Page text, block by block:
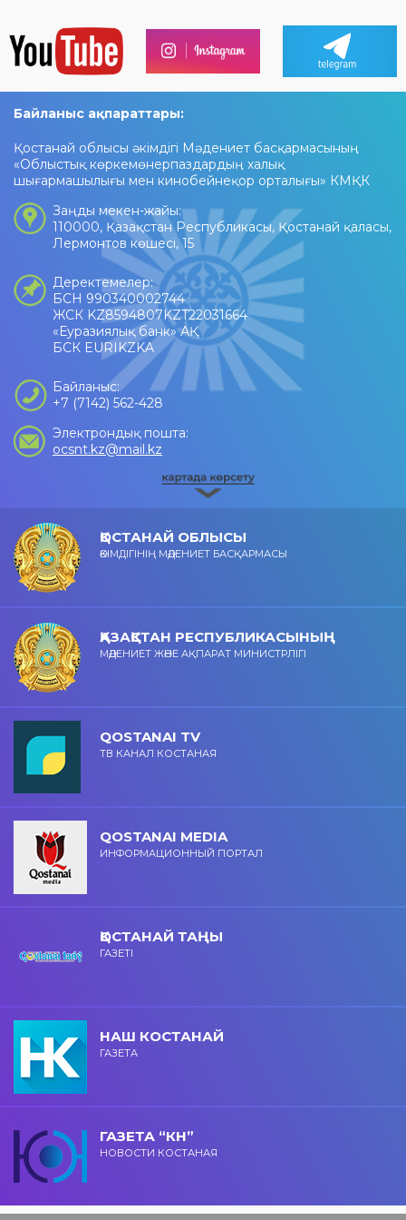
Байланыс ақпараттары:
Қостанай облысы әкімдігі Мәдениет басқармасының
«Облыстық көркемөнерпаздардың халық
шығармашылығы мен кинобейнеқор орталығы» КМҚК
Заңды мекен-жайы:
110000, Қазақстан Республикасы, Қостанай қаласы,
Лермонтов көшесі, 15
Деректемелер:
БСН 990340002744
ЖСК KZ8594807KZT22031664
«Еуразиялық банк» АҚ
БСК EURIKZKA
Байланыс:
+7 (7142) 562-428
Электрондық пошта:
ocsnt.kz@mail.kz
ҚОСТАНАЙ ОБЛЫСЫ
ӘКІМДІГІНІҢ МӘДЕНИЕТ БАСҚАРМАСЫ
ҚАЗАҚСТАН РЕСПУБЛИКАСЫНЫҢ
МӘДЕНИЕТ ЖӘНЕ АҚПАРАТ МИНИСТРЛІГІ
QOSTANAI TV
ТВ КАНАЛ КОСТАНАЯ
QOSTANAI MEDIA
ИНФОРМАЦИОННЫЙ ПОРТАЛ
ҚОСТАНАЙ ТАҢЫ
ГАЗЕТІ
НАШ КОСТАНАЙ
ГАЗЕТА
ГАЗЕТА “КН”
НОВОСТИ КОСТАНАЯ